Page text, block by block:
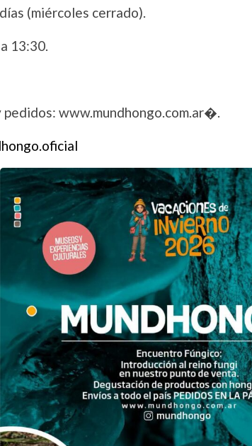
(miércoles cerrado).
13:30.
www.mundhongo.com.ar⁠�.